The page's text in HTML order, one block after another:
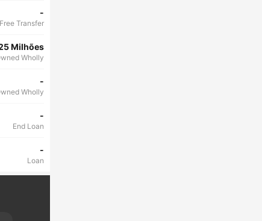
-
Free Transfer
Milhões
Wholly
-
Wholly
-
End Loan
-
Loan